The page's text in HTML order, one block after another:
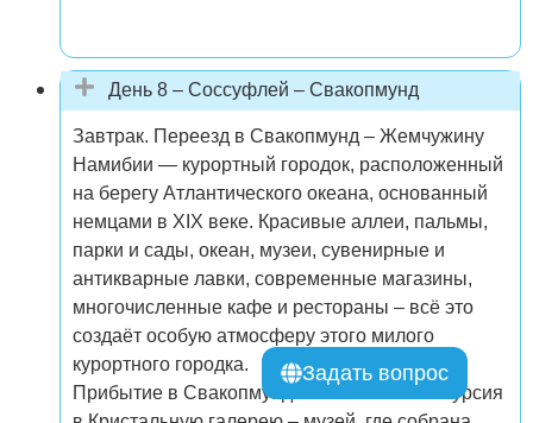
День 8 – Соссуфлей – Свакопмунд
Завтрак. Переезд в Свакопмунд – Жемчужину
Намибии — курортный городок, расположенный
на берегу Атлантического океана, основанный
немцами в XIX веке. Красивые аллеи, пальмы,
парки и сады, океан, музеи, сувенирные и
антикварные лавки, современные магазины,
многочисленные кафе и рестораны – всё это
создаёт особую атмосферу этого милого
курортного городка.
Прибытие в Свакопмунд. По желанию экскурсия
Задать вопрос